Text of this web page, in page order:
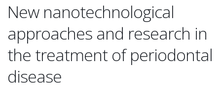
New nanotechnological
approaches and research in
the treatment of periodontal
disease